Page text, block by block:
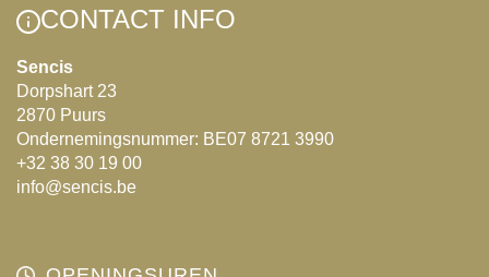
CONTACT INFO
Sencis
Dorpshart 23
2870 Puurs
Ondernemingsnummer: BE07 8721 3990
+32 38 30 19 00
info@sencis.be